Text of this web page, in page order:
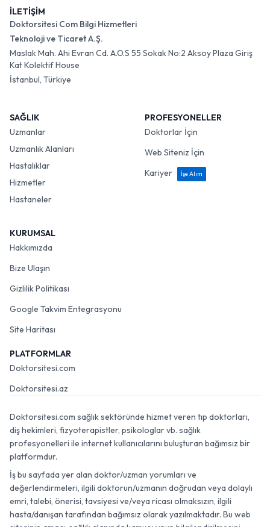
İLETİŞİM
Doktorsitesi Com Bilgi Hizmetleri
Teknoloji ve Ticaret A.Ş.
Maslak Mah. Ahi Evran Cd. A.O.S 55 Sokak No:2 Aksoy Plaza Giriş
Kat Kolektif House
İstanbul, Türkiye
SAĞLIK
Uzmanlar
Uzmanlık Alanları
Hastalıklar
Hizmetler
Hastaneler
PROFESYONELLER
Doktorlar İçin
Web Siteniz İçin
Kariyer
İşe Alım
KURUMSAL
Hakkımızda
Bize Ulaşın
Gizlilik Politikası
Google Takvim Entegrasyonu
Site Haritası
PLATFORMLAR
Doktorsitesi.com
Doktorsitesi.az
Doktorsitesi.com sağlık sektöründe hizmet veren tıp doktorları,
diş hekimleri, fizyoterapistler, psikologlar vb. sağlık
profesyonelleri ile internet kullanıcılarını buluşturan bağımsız bir
platformdur.
İş bu sayfada yer alan doktor/uzman yorumları ve
değerlendirmeleri, ilgili doktorun/uzmanın doğrudan veya dolaylı
emri, talebi, önerisi, tavsiyesi ve/veya ricası olmaksızın, ilgili
hasta/danışan tarafından bağımsız olarak yazılmaktadır. Bu web